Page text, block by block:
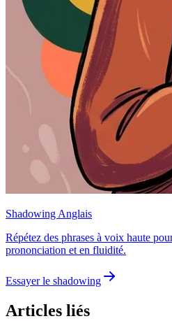
Shadowing Anglais
Répétez des phrases à voix haute
prononciation et en fluidité.
Essayer le shadowing
Articles liés